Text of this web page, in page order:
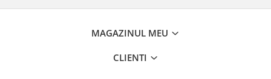
MAGAZINUL MEU
CLIENTI